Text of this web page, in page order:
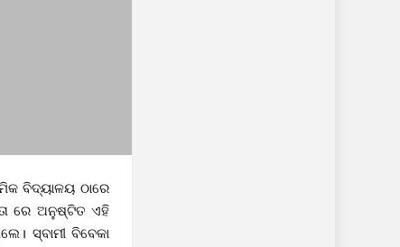
ବିଦ୍ୟାଳୟ ଠାରେ
ରେ ଅନୁଷ୍ଟିତ ଏହି
ସ୍ବାମୀ ବିବେକା